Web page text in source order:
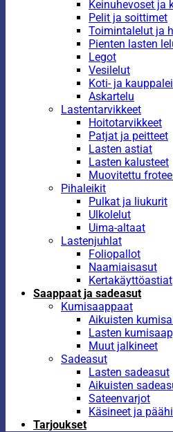
Keinuhevoset ja
Pelit ja soittimet
Toimintalelut ja
Pienten lasten
Legot
Vesilelut
Koti- ja
Askartelu
Lastentarvikkeet
Hoitotarvikkeet
Patjat ja peitteet
Lasten astiat
Lasten kalusteet
Muovitettu
Pihaleikit
Pulkat ja liukurit
Ulkolelut
Uima-altaat
Lastenjuhlat
Foliopallot
Naamiaisasut
Kertakäyttöastiat
Saappaat ja sadeasut
Kumisaappaat
Aikuisten
Lasten
Muut jalkineet
Sadeasut
Lasten sadeasut
Aikuisten
Sateenvarjot
Käsineet ja
Tarjoukset